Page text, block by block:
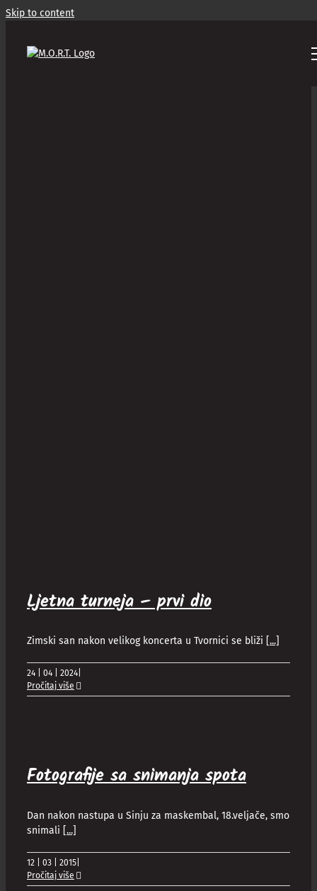
Skip to content
Ljetna turneja – prvi dio
Zimski san nakon velikog koncerta u Tvornici se bliži [...]
24 | 04 | 2024
Pročitaj više
Fotografije sa snimanja spota
Dan nakon nastupa u Sinju za maskembal, 18.veljače, smo
snimali [...]
12 | 03 | 2015
Pročitaj više